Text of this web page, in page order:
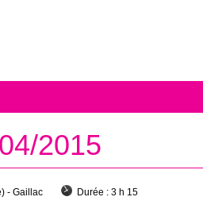
2015
- Gaillac Durée : 3 h 15